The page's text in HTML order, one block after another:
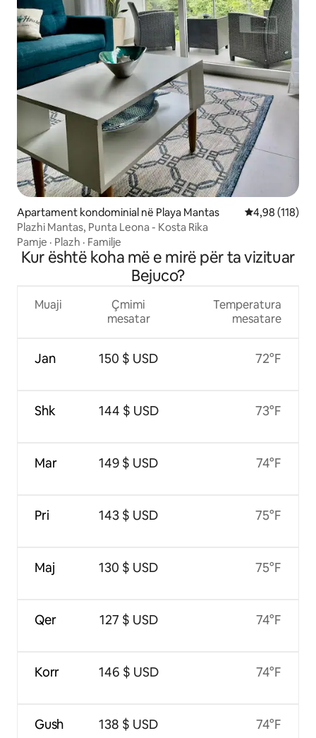
Apartament kondominial në Playa Mantas Vlerësimi
4,98 (118)
Plazhi Mantas, Punta Leona - Kosta Rika
Pamje · Plazh · Familje
Kur është koha më e mirë për ta vizituar
Bejuco?
Muaji
Jan
Shk
Mar
Pri
Maj
Qer
Korr
Gush
Çmimi
mesatar
150 $ USD
144 $ USD
149 $ USD
143 $ USD
130 $ USD
127 $ USD
146 $ USD
138 $ USD
Temperatura
mesatare
72°F
73°F
74°F
75°F
75°F
74°F
74°F
74°F